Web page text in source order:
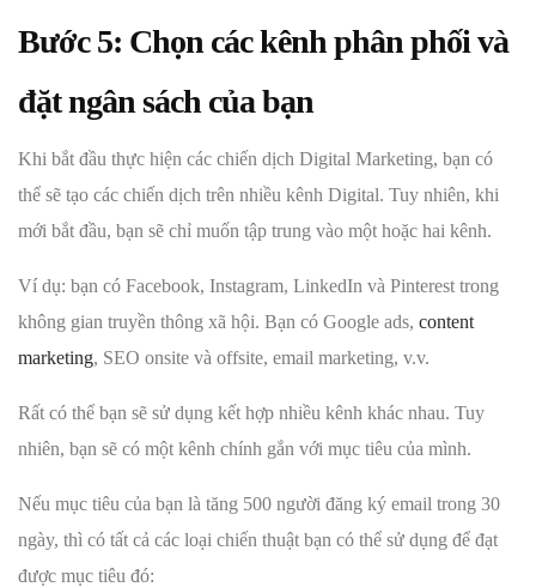
Bước 5: Chọn các kênh phân phối và
đặt ngân sách của bạn
Khi bắt đầu thực hiện các chiến dịch Digital Marketing, bạn có
thể sẽ tạo các chiến dịch trên nhiều kênh Digital. Tuy nhiên, khi
mới bắt đầu, bạn sẽ chỉ muốn tập trung vào một hoặc hai kênh.
Ví dụ: bạn có Facebook, Instagram, LinkedIn và Pinterest trong
không gian truyền thông xã hội. Bạn có Google ads, content
marketing, SEO onsite và offsite, email marketing, v.v.
Rất có thể bạn sẽ sử dụng kết hợp nhiều kênh khác nhau. Tuy
nhiên, bạn sẽ có một kênh chính gắn với mục tiêu của mình.
Nếu mục tiêu của bạn là tăng 500 người đăng ký email trong 30
ngày, thì có tất cả các loại chiến thuật bạn có thể sử dụng để đạt
được mục tiêu đó: